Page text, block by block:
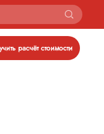
расчёт стоимости